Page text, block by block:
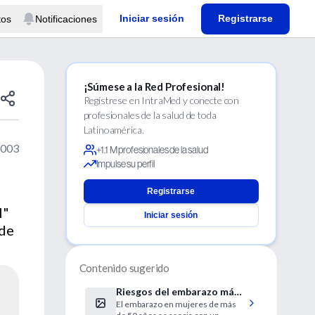
Notificaciones Iniciar sesión Registrarse
¡Súmese a la Red Profesional!
Regístrese en IntraMed y conecte con
profesionales de la salud de toda
Latinoamérica.
+1.1 M profesionales de la salud
Impulse su perfil
Registrarse
Iniciar sesión
Contenido sugerido
Riesgos del embarazo más
allá de los 50 años
El embarazo en mujeres de más